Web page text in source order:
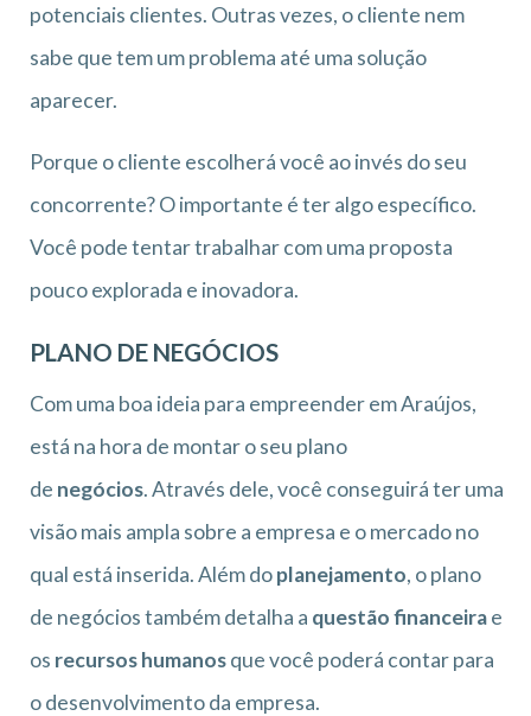
potenciais clientes. Outras vezes, o cliente nem
sabe que tem um problema até uma solução
aparecer.
Porque o cliente escolherá você ao invés do seu
concorrente? O importante é ter algo específico.
Você pode tentar trabalhar com uma proposta
pouco explorada e inovadora.
PLANO DE NEGÓCIOS
Com uma boa ideia para empreender em Araújos,
está na hora de montar o seu plano
de negócios. Através dele, você conseguirá ter uma
visão mais ampla sobre a empresa e o mercado no
qual está inserida. Além doplanejamento, o plano
de negócios também detalha a questão financeirae
os recursos humanosque você poderá contar para
o desenvolvimento da empresa.